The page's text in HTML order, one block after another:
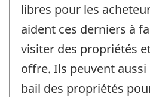
libres pour les
aident ces derniers à
visiter des propriétés
offre. Ils peuvent
bail des propriétés